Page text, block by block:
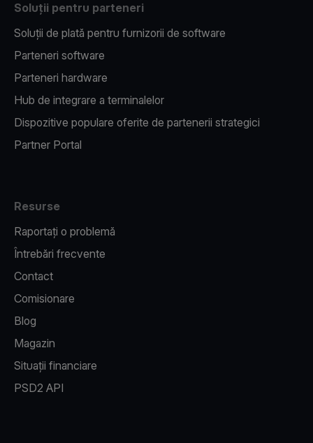
Soluții pentru parteneri
Soluții de plată pentru furnizorii de software
Parteneri software
Parteneri hardware
Hub de integrare a terminalelor
Dispozitive populare oferite de partenerii strategici
Partner Portal
Resurse
Raportați o problemă
Întrebări frecvente
Contact
Comisionare
Blog
Magazin
Situații financiare
PSD2 API